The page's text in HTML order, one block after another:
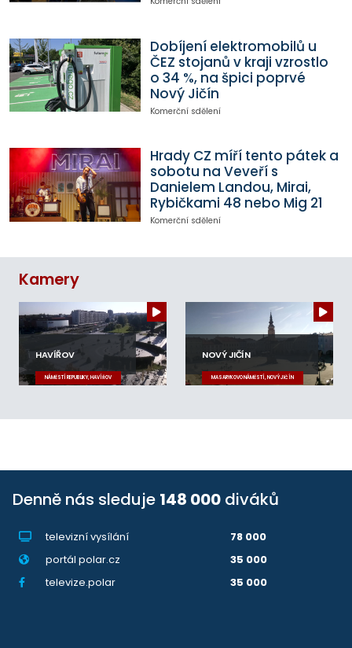
Dobíjení elektromobilů u
ČEZ stojanů v kraji vzrostlo
o 34 %, na špici poprvé
Nový Jičín
Komerční sdělení
Hrady CZ míří tento pátek a
sobotu na Veveří s
Danielem Landou, Mirai,
Rybičkami 48 nebo Mig 21
Komerční sdělení
Kamery
HAVÍŘOV
NÁMĚSTÍ REPUBLIKY, HAVÍŘOV
NOVÝ JIČÍN
MASARYKOVO NÁMĚSTÍ, NOVÝ JIČÍN
Denně nás sleduje 148 000 diváků
televizní vysílání
78 000
portál polar.cz
35 000
televize.polar
35 000